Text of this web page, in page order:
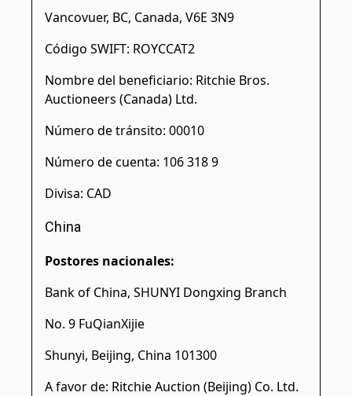
Vancovuer, BC, Canada, V6E 3N9
Código SWIFT: ROYCCAT2
Nombre del beneficiario: Ritchie Bros.
Auctioneers (Canada) Ltd.
Número de tránsito: 00010
Número de cuenta: 106 318 9
Divisa: CAD
China
Postores nacionales:
Bank of China, SHUNYI Dongxing Branch
No. 9 FuQianXijie
Shunyi, Beijing, China 101300
A favor de: Ritchie Auction (Beijing) Co. Ltd.